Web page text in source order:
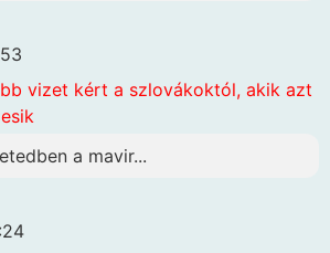
vizet kért a szlovákoktól, akik azt
a mavir...